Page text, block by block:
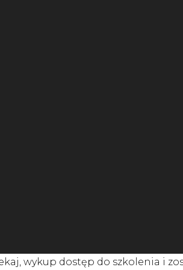
wykup dostęp do szkolenia i